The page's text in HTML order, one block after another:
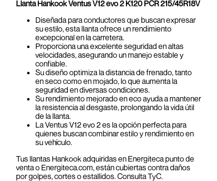
Llanta Hankook Ventus V12 evo 2 K120 PCR 215/45R18V
Diseñada para conductores que buscan expresar
su estilo, esta llanta ofrece un rendimiento
excepcional en la carretera.
Proporciona una excelente seguridad en altas
velocidades, asegurando un manejo estable y
confiable.
Su diseño optimiza la distancia de frenado, tanto
en seco como en mojado, lo que aumenta la
seguridad en diversas condiciones.
Su rendimiento mejorado en eco ayuda a mantener
la resistencia al desgaste, prolongando la vida útil
de la llanta.
La Ventus V12 evo 2 es la opción perfecta para
quienes buscan combinar estilo y rendimiento en
su vehículo.
Tus llantas Hankook adquiridas en Energiteca punto de
venta o Energiteca.com, están cubiertas contra daños
por golpes, cortes o estallidos. Consulta TyC.